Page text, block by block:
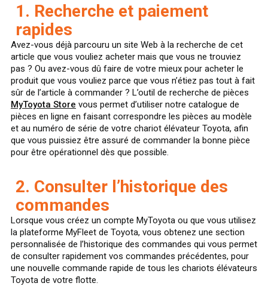
1. Recherche et paiement
rapides
Avez-vous déjà parcouru un site Web à la recherche de cet
article que vous vouliez acheter mais que vous ne trouviez
pas ? Ou avez-vous dû faire de votre mieux pour acheter le
produit que vous vouliez parce que vous n’étiez pas tout à fait
sûr de l’article à commander ? L’outil de recherche de pièces
MyToyota Store vous permet d’utiliser notre catalogue de
pièces en ligne en faisant correspondre les pièces au modèle
et au numéro de série de votre chariot élévateur Toyota, afin
que vous puissiez être assuré de commander la bonne pièce
pour être opérationnel dès que possible.
2. Consulter l’historique des
commandes
Lorsque vous créez un compte MyToyota ou que vous utilisez
la plateforme MyFleet de Toyota, vous obtenez une section
personnalisée de l’historique des commandes qui vous permet
de consulter rapidement vos commandes précédentes, pour
une nouvelle commande rapide de tous les chariots élévateurs
Toyota de votre flotte.